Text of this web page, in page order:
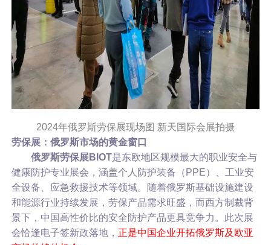
2024年俄罗斯劳保展现场图 新天国际会展拍摄
劳保展：俄罗斯市场的黄金窗口
俄罗斯劳保展BIOT是东欧地区规模最大的职业安全与
健康防护专业展会，涵盖个人防护装备（PPE）、工业安
全设备、应急救援技术等领域。随着俄罗斯基础设施建设
和能源行业持续发展，劳保产品需求旺盛，而西方制裁背
景下，中国高性价比的安全防护产品更具竞争力。此次展
会恰逢电子签新政落地， 正是中国企业开拓俄罗斯及欧亚